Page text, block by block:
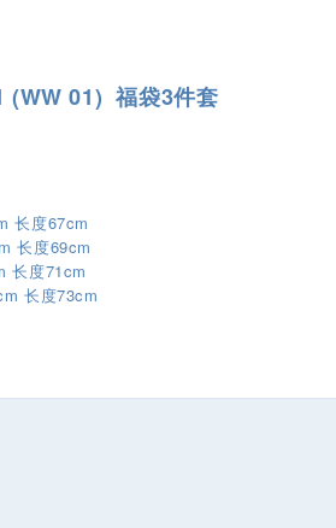
(WW 01) 福袋3件套
长度67cm
长度69cm
长度71cm
长度73cm